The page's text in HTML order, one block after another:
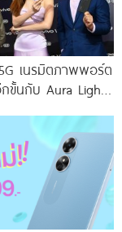
เนรมิตภาพพอร์ต
กขั้นกับ Aura Light
สุนทรียศาสตร์แห่ง